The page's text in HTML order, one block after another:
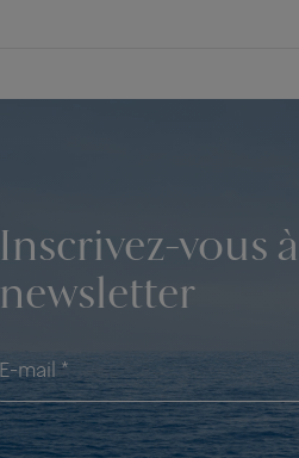
Inscrivez-vous
newsletter